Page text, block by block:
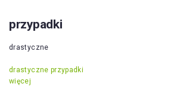
przypadki
drastyczne
drastyczne przypadki
więcej